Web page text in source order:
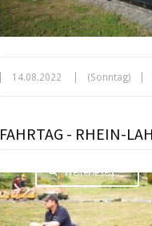
14.08.2022 (Sonntag)
FAHRTAG - RHEIN-
Weiterlesen …